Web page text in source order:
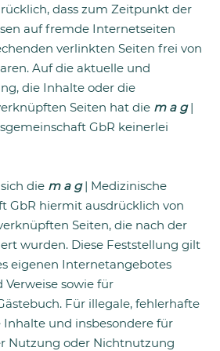
dass zum Zeitpunkt der
auf fremde Internetseiten
verlinkten Seiten frei von
Auf die aktuelle und
die Inhalte oder die
Seiten hat die m a g|
GbR keinerlei
die m a g| Medizinische
GbR hiermit ausdrücklich von
Seiten, die nach der
wurden. Diese Feststellung gilt
eigenen Internetangebotes
sowie für
Für illegale, fehlerhafte
und insbesondere für
Nutzung oder Nichtnutzung